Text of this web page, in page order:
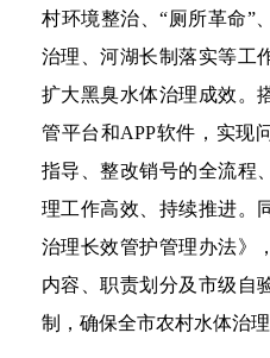
村环境整治、“厕所革命”
治理、河湖长制落实等工
扩大黑臭水体治理成效。
管平台和APP软件，实现
指导、整改销号的全流程
理工作高效、持续推进。
治理长效管护管理办法》
内容、职责划分及市级自
制，确保全市农村水体治理